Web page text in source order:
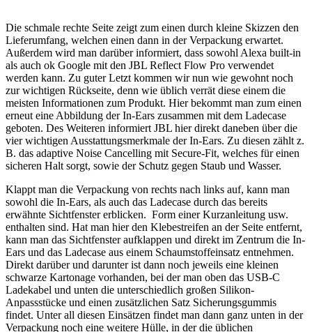
Die schmale rechte Seite zeigt zum einen durch kleine Skizzen den
Lieferumfang, welchen einen dann in der Verpackung erwartet.
Außerdem wird man darüber informiert, dass sowohl Alexa built-in
als auch ok Google mit den JBL Reflect Flow Pro verwendet
werden kann. Zu guter Letzt kommen wir nun wie gewohnt noch
zur wichtigen Rückseite, denn wie üblich verrät diese einem die
meisten Informationen zum Produkt. Hier bekommt man zum einen
erneut eine Abbildung der In-Ears zusammen mit dem Ladecase
geboten. Des Weiteren informiert JBL hier direkt daneben über die
vier wichtigen Ausstattungsmerkmale der In-Ears. Zu diesen zählt z.
B. das adaptive Noise Cancelling mit Secure-Fit, welches für einen
sicheren Halt sorgt, sowie der Schutz gegen Staub und Wasser.
Klappt man die Verpackung von rechts nach links auf, kann man
sowohl die In-Ears, als auch das Ladecase durch das bereits
erwähnte Sichtfenster erblicken. Form einer Kurzanleitung usw.
enthalten sind. Hat man hier den Klebestreifen an der Seite entfernt,
kann man das Sichtfenster aufklappen und direkt im Zentrum die In-
Ears und das Ladecase aus einem Schaumstoffeinsatz entnehmen.
Direkt darüber und darunter ist dann noch jeweils eine kleinen
schwarze Kartonage vorhanden, bei der man oben das USB-C
Ladekabel und unten die unterschiedlich großen Silikon-
Anpassstücke und einen zusätzlichen Satz Sicherungsgummis
findet. Unter all diesen Einsätzen findet man dann ganz unten in der
Verpackung noch eine weitere Hülle, in der die üblichen